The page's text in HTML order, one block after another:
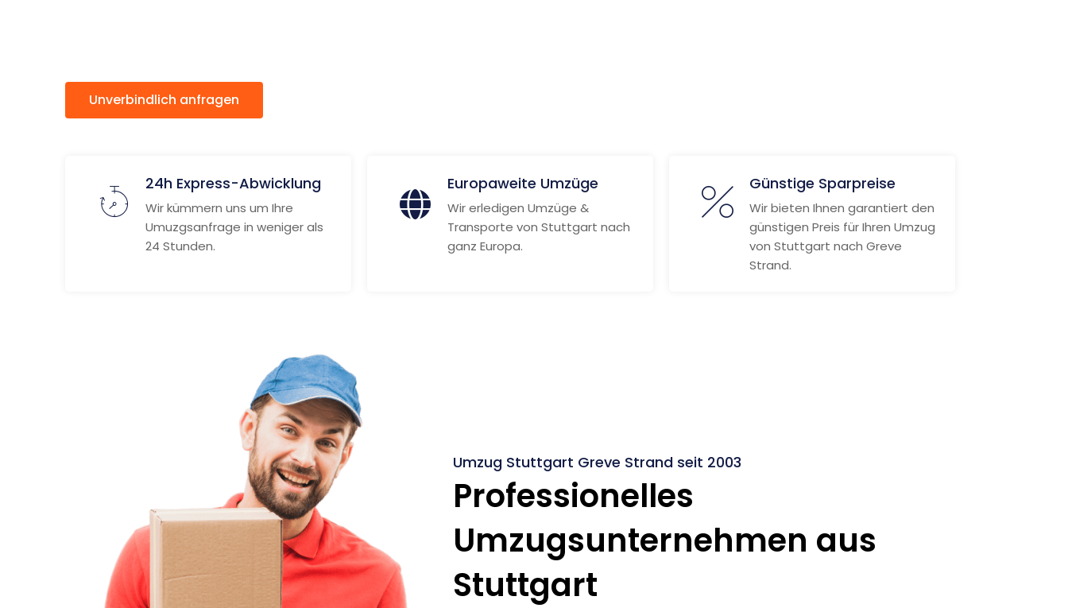
Unverbindlich anfragen
24h Express-Abwicklung
Wir kümmern uns um Ihre
Umuzgsanfrage in weniger als
24 Stunden.
Europaweite Umzüge
Wir erledigen Umzüge &
Transporte von Stuttgart nach
ganz Europa.
Günstige Sparpreise
Wir bieten Ihnen garantiert den
günstigen Preis für Ihren Umzug
von Stuttgart nach Greve
Strand.
Umzug Stuttgart Greve Strand seit 2003
Professionelles
Umzugsunternehmen aus
Stuttgart